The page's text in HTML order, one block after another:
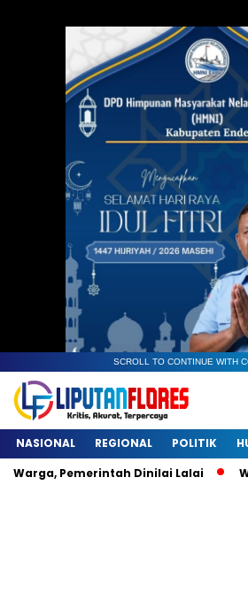
SCROLL TO CONTINUE WITH
NASIONAL REGIONAL POLITIK
Pemerintah Dinilai Lalai